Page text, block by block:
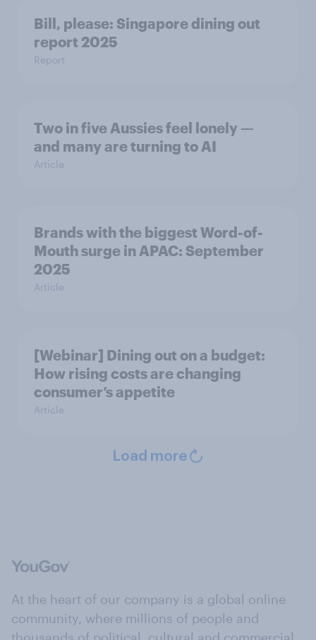
Bill, please:​ Singapore dining out
report 2025​
Report
Two in five Aussies feel lonely —
and many are turning to AI
Article
Brands with the biggest Word-of-
Mouth surge in APAC: September
2025
Article
[Webinar] Dining out on a budget:
How rising costs are changing
consumer’s appetite
Article
Load more
At the heart of our company is a global online
community, where millions of people and
thousands of political, cultural and commercial